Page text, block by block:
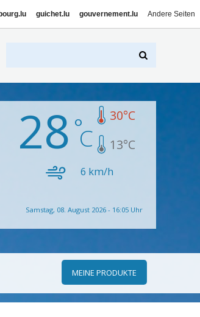
guichet.lu gouvernement.lu Andere Seiten
28 30°C
13°C
6 km/h
Samstag, 08. August 2026 - 16:05 Uhr
MEINE PRODUKTE